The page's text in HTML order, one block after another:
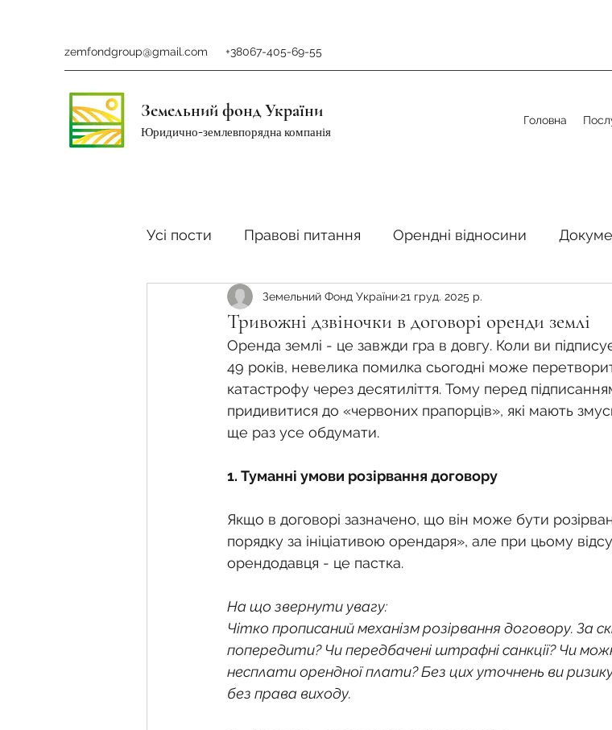
zemfondgroup@gmail.com +38067-405-69-55
Земельний фонд України
Юридично-землевпорядна компанія
Головна
Усі пости Правові питання Орендні відносини
Ринок землі Податки стосовно земельної сфери
Фермерське господарство Спадкування земельної
Новини земельного законодавства
Сервітут Державна реєстрація земельних прав
Загальні правові питання
Тривожні дзвіночки в договорі оренди землі
Земельний Фонд України21 груд. 2025 р.
Оренда землі - це завжди гра в довгу. Коли ви
49 років, невелика помилка сьогодні може
катастрофу через десятиліття. Тому перед
придивитися до «червоних прапорців», які мають
ще раз усе обдумати.
1. Туманні умови розірвання договору
Якщо в договорі зазначено, що він може бути
порядку за ініціативою орендаря», але при цьому
орендодавця - це пастка.
На що звернути увагу:
Чітко прописаний механізм розірвання договору. За
попередити? Чи передбачені штрафні санкції? Чи
несплати орендної плати? Без цих уточнень ви
без права виходу.